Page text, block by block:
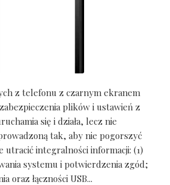
z telefonu z czarnym ekranem
plików i ustawień z
się i działa, lecz nie
tak, aby nie pogorszyć
utracić integralności informacji: (1)
systemu i potwierdzenia zgód;
oraz łączności USB...